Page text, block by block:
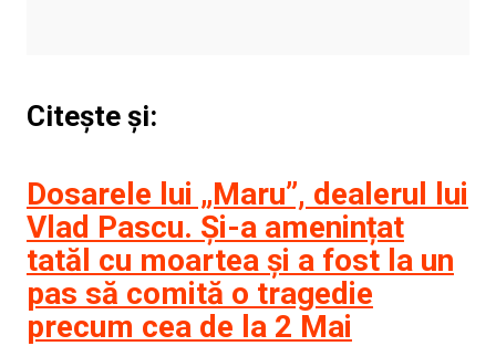
Citește și:
Dosarele lui „Maru”, dealerul lui
Vlad Pascu. Și-a amenințat
tatăl cu moartea și a fost la un
pas să comită o tragedie
precum cea de la 2 Mai